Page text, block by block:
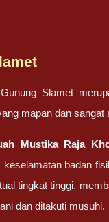
Slamet
mapan dan
Mustika Raja
badan
tingkat tinggi,
dan ditakuti musuhi.